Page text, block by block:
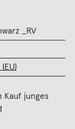
_RV
Kauf junges